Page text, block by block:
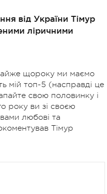
від України Тімур
ліричними
щороку ми маємо
мій топ-5 (насправді це
свою половинку і
року ви зі своєю
любові та
Тімур